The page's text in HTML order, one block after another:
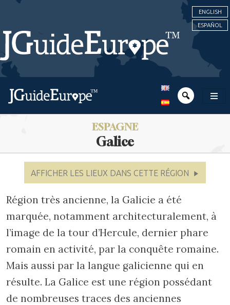
ENGLISH
ESPAÑOL
ESPAGNE
Galice
AFFICHER LES LIEUX DANS CETTE RÉGION
Région très ancienne, la Galicie a été
marquée, notamment architecturalement, à
l’image de la tour d’Hercule, dernier phare
romain en activité, par la conquête romaine.
Mais aussi par la langue galicienne qui en
résulte. La Galice est une région possédant
de nombreuses traces des anciennes